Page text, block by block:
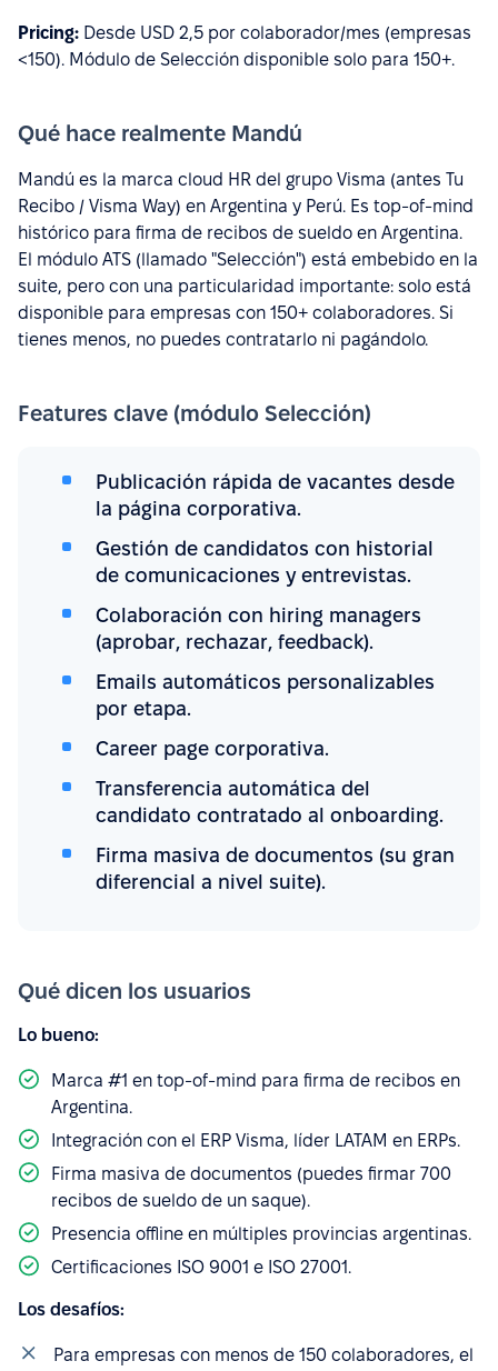
Pricing: Desde USD 2,5 por colaborador/mes (empresas
<150). Módulo de Selección disponible solo para 150+.
Qué hace realmente Mandú
Mandú es la marca cloud HR del grupo Visma (antes Tu
Recibo / Visma Way) en Argentina y Perú. Es top-of-mind
histórico para firma de recibos de sueldo en Argentina.
El módulo ATS (llamado "Selección") está embebido en la
suite, pero con una particularidad importante: solo está
disponible para empresas con 150+ colaboradores. Si
tienes menos, no puedes contratarlo ni pagándolo.
Features clave (módulo Selección)
Publicación rápida de vacantes desde
la página corporativa.
Gestión de candidatos con historial
de comunicaciones y entrevistas.
Colaboración con hiring managers
(aprobar, rechazar, feedback).
Emails automáticos personalizables
por etapa.
Career page corporativa.
Transferencia automática del
candidato contratado al onboarding.
Firma masiva de documentos (su gran
diferencial a nivel suite).
Qué dicen los usuarios
Lo bueno:
Marca #1 en top-of-mind para firma de recibos en
Argentina.
Integración con el ERP Visma, líder LATAM en ERPs.
Firma masiva de documentos (puedes firmar 700
recibos de sueldo de un saque).
Presencia offline en múltiples provincias argentinas.
Certificaciones ISO 9001 e ISO 27001.
Los desafíos:
Para empresas con menos de 150 colaboradores, el